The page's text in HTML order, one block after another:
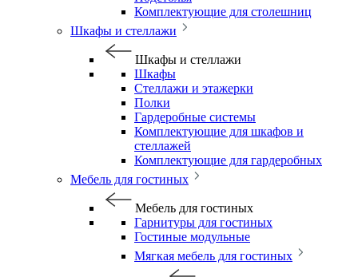
Комплектующие для столешниц
Шкафы и стеллажи
Шкафы и стеллажи
Шкафы
Стеллажи и этажерки
Полки
Гардеробные системы
Комплектующие для шкафов и
стеллажей
Комплектующие для гардеробных
Мебель для гостиных
Мебель для гостиных
Гарнитуры для гостиных
Гостиные модульные
Мягкая мебель для гостиных